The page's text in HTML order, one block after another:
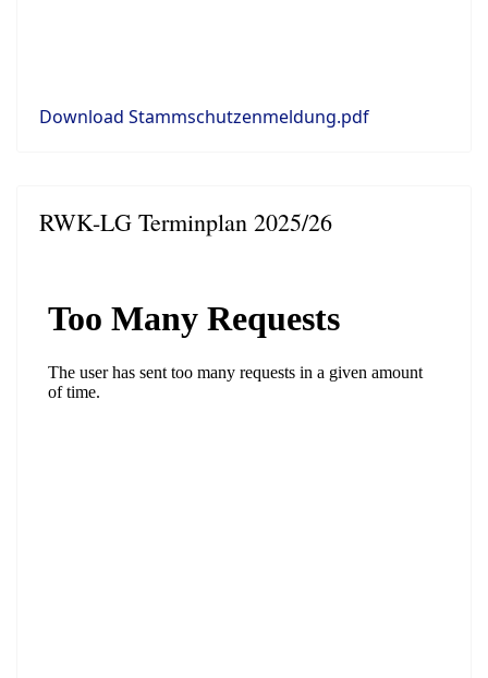
Download Stammschutzenmeldung.pdf
RWK-LG Terminplan 2025/26